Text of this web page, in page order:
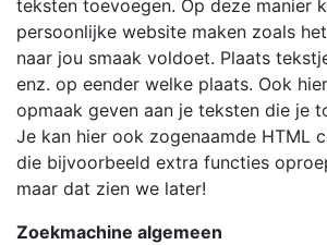
teksten toevoegen. Op deze manier
persoonlijke website maken zoals
naar jou smaak voldoet. Plaats
enz. op eender welke plaats. Ook
opmaak geven aan je teksten die je
Je kan hier ook zogenaamde HTML
die bijvoorbeeld extra functies
maar dat zien we later!
Zoekmachine algemeen